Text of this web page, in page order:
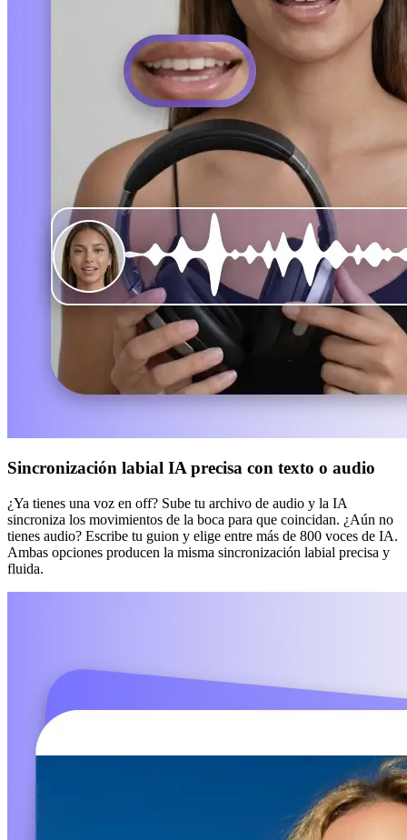
Sincronización labial IA precisa con texto o audio
¿Ya tienes una voz en off? Sube tu archivo de audio y la IA
sincroniza los movimientos de la boca para que coincidan. ¿Aún no
tienes audio? Escribe tu guion y elige entre más de 800 voces de IA.
Ambas opciones producen la misma sincronización labial precisa y
fluida.